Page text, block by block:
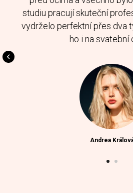
studiu pracují skuteční
vydrželo perfektní přes dva
ho i na svatební
Andrea